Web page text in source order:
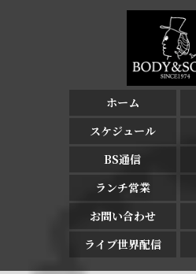
ホーム
スケジュール
BS通信
ランチ営業
お問い合わせ
ライブ世界配信